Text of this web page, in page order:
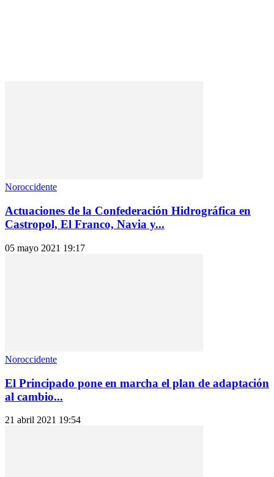
Noroccidente
Actuaciones de la Confederación Hidrográfica en
Castropol, El Franco, Navia y...
05 mayo 2021 19:17
Noroccidente
El Principado pone en marcha el plan de adaptación
al cambio...
21 abril 2021 19:54